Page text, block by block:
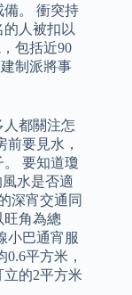
備。 衝突持
的人被扣以
包括近90
制派將事
人都關注怎
要見水，
要知道瓊
風水是否適
深宵交通同
旺角為總
小巴通宵服
平方米，
的2平方米